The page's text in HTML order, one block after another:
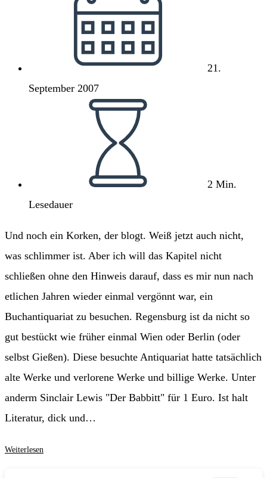
veröffentlicht:
21.
September 2007
2 Min.
Lesedauer
Und noch ein Korken, der blogt. Weiß jetzt auch nicht,
was schlimmer ist. Aber ich will das Kapitel nicht
schließen ohne den Hinweis darauf, dass es mir nun nach
etlichen Jahren wieder einmal vergönnt war, ein
Buchantiquariat zu besuchen. Regensburg ist da nicht so
gut bestückt wie früher einmal Wien oder Berlin (oder
selbst Gießen). Diese besuchte Antiquariat hatte tatsächlich
alte Werke und verlorene Werke und billige Werke. Unter
anderm Sinclair Lewis "Der Babbitt" für 1 Euro. Ist halt
Literatur, dick und…
Weiterlesen